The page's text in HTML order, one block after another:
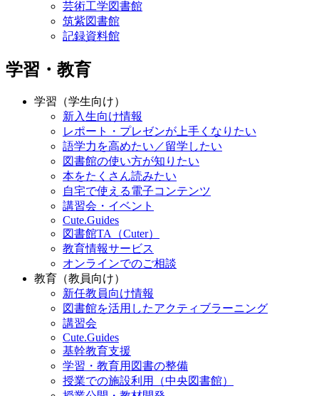
芸術工学図書館
筑紫図書館
記録資料館
学習・教育
学習（学生向け）
新入生向け情報
レポート・プレゼンが上手くなりたい
語学力を高めたい／留学したい
図書館の使い方が知りたい
本をたくさん読みたい
自宅で使える電子コンテンツ
講習会・イベント
Cute.Guides
図書館TA（Cuter）
教育情報サービス
オンラインでのご相談
教育（教員向け）
新任教員向け情報
図書館を活用したアクティブラーニング
講習会
Cute.Guides
基幹教育支援
学習・教育用図書の整備
授業での施設利用（中央図書館）